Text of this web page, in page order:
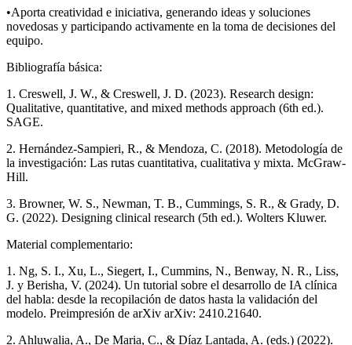
•Aporta creatividad e iniciativa, generando ideas y soluciones
novedosas y participando activamente en la toma de decisiones del
equipo.
Bibliografía básica:
1. Creswell, J. W., & Creswell, J. D. (2023). Research design:
Qualitative, quantitative, and mixed methods approach (6th ed.).
SAGE.
2. Hernández-Sampieri, R., & Mendoza, C. (2018). Metodología de
la investigación: Las rutas cuantitativa, cualitativa y mixta. McGraw-
Hill.
3. Browner, W. S., Newman, T. B., Cummings, S. R., & Grady, D.
G. (2022). Designing clinical research (5th ed.). Wolters Kluwer.
Material complementario:
1. Ng, S. I., Xu, L., Siegert, I., Cummins, N., Benway, N. R., Liss,
J. y Berisha, V. (2024). Un tutorial sobre el desarrollo de IA clínica
del habla: desde la recopilación de datos hasta la validación del
modelo. Preimpresión de arXiv arXiv: 2410.21640.
2. Ahluwalia, A., De Maria, C., & Díaz Lantada, A. (eds.) (2022).